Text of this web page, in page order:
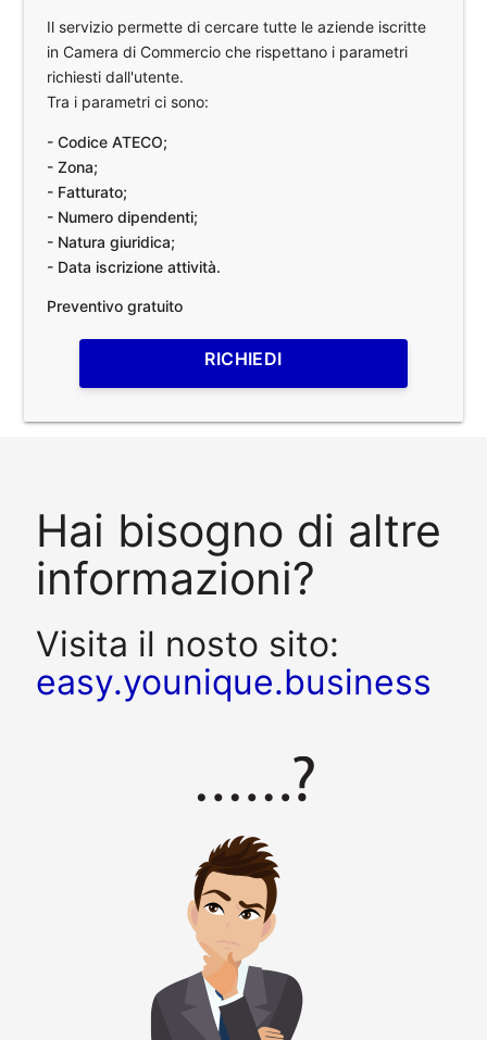
Il servizio permette di cercare tutte le aziende iscritte
in Camera di Commercio che rispettano i parametri
richiesti dall'utente.
Tra i parametri ci sono:
- Codice ATECO;
- Zona;
- Fatturato;
- Numero dipendenti;
- Natura giuridica;
- Data iscrizione attività.
Preventivo gratuito
RICHIEDI
Hai bisogno di altre
informazioni?
Visita il nosto sito:
easy.younique.business